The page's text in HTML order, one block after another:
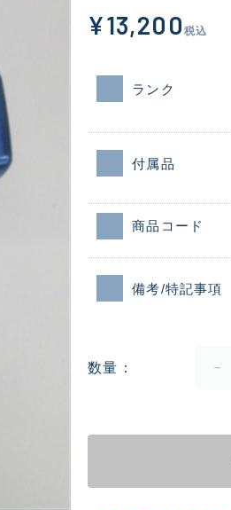
¥13,200 税込
ランク
付属品
商品コード
備考/特記事項
数量